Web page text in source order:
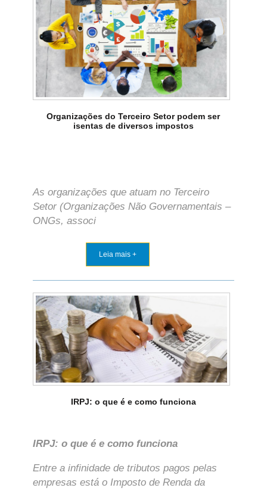
Organizações do Terceiro Setor podem ser
isentas de diversos impostos
As organizações que atuam no Terceiro
Setor (Organizações Não Governamentais –
ONGs, associ
Leia mais +
IRPJ: o que é e como funciona
IRPJ: o que é e como funciona
Entre a infinidade de tributos pagos pelas
empresas está o Imposto de Renda da